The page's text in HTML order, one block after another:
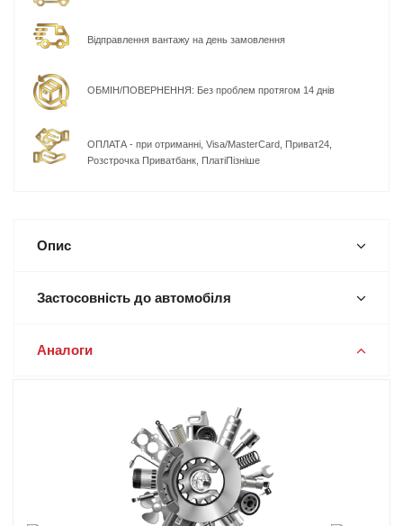
Відправлення вантажу на день замовлення
ОБМІН/ПОВЕРНЕННЯ: Без проблем протягом 14 днів
ОПЛАТА - при отриманні, Visa/MasterCard, Приват24,
Розстрочка Приватбанк, ПлатіПізніше
Опис
Застосовність до автомобіля
Аналоги